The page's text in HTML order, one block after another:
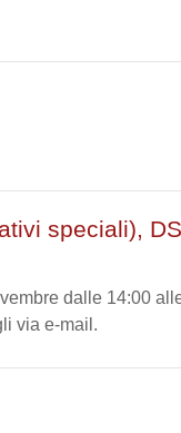
speciali),
dalle 14:00
via e-mail.